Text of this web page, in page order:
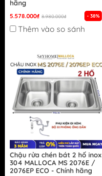
hãng
5.578.000₫ 8.980.000₫ - 38%
Thêm vào so sánh
Chậu rửa chén bát 2 hố inox
304 MALLOCA MS 2076E /
2076EP ECO - Chính hãng